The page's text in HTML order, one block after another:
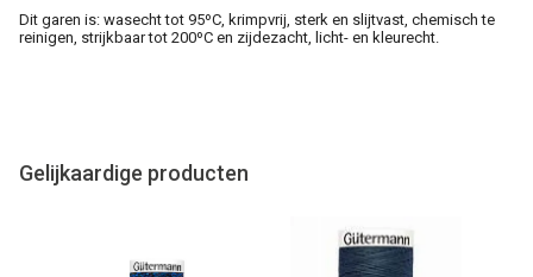
Dit garen is: wasecht tot 95ºC, krimpvrij, sterk en slijtvast, chemisch te
reinigen, strijkbaar tot 200ºC en zijdezacht, licht- en kleurecht.
Gelijkaardige producten